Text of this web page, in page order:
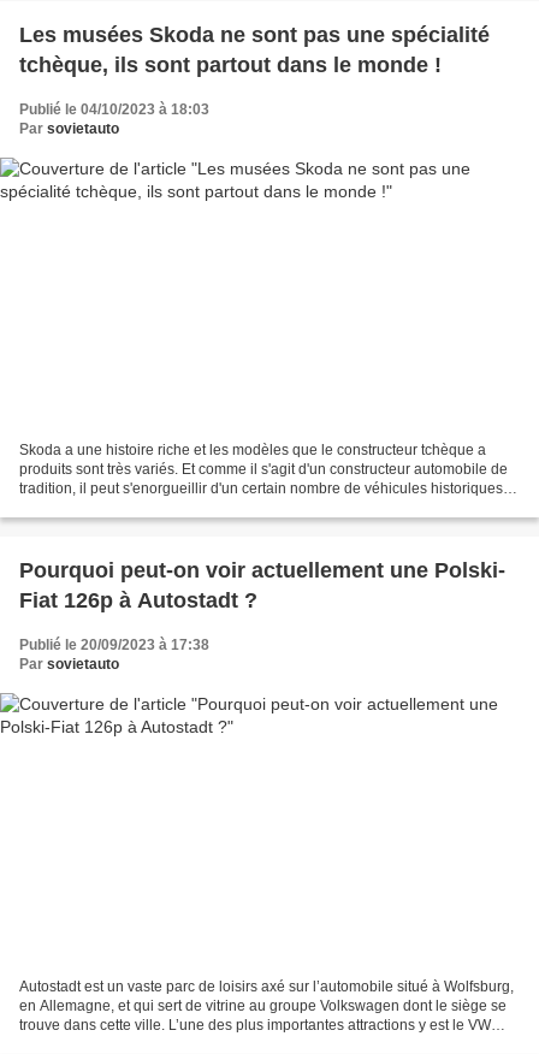
Les musées Skoda ne sont pas une spécialité
tchèque, ils sont partout dans le monde !
Publié le 04/10/2023 à 18:03
Par sovietauto
Skoda a une histoire riche et les modèles que le constructeur tchèque a
produits sont très variés. Et comme il s'agit d'un constructeur automobile de
tradition, il peut s'enorgueillir d'un certain nombre de véhicules historiques
Pourquoi peut-on voir actuellement une Polski-
Fiat 126p à Autostadt ?
Publié le 20/09/2023 à 17:38
Par sovietauto
Autostadt est un vaste parc de loisirs axé sur l’automobile situé à Wolfsburg,
en Allemagne, et qui sert de vitrine au groupe Volkswagen dont le siège se
trouve dans cette ville. L’une des plus importantes attractions y est le VW